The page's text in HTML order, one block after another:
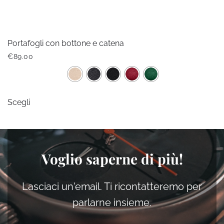
Portafogli con bottone e catena
€89.00
Scegliprodotto
più
varianti.
possono
essere
Voglio saperne di più!
Lasciaci un'email. Ti ricontatteremo per
parlarne insieme.